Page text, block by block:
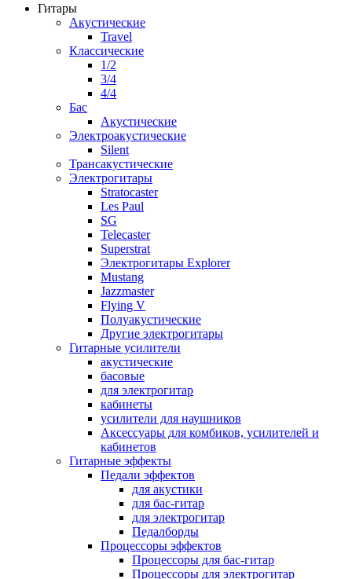
Гитары
Акустические
Travel
Классические
1/2
3/4
4/4
Бас
Акустические
Электроакустические
Silent
Трансакустические
Электрогитары
Stratocaster
Les Paul
SG
Telecaster
Superstrat
Электрогитары Explorer
Mustang
Jazzmaster
Flying V
Полуакустические
Другие электрогитары
Гитарные усилители
акустические
басовые
для электрогитар
кабинеты
усилители для наушников
Аксессуары для комбиков, усилителей и
кабинетов
Гитарные эффекты
Педали эффектов
для акустики
для бас-гитар
для электрогитар
Педалборды
Процессоры эффектов
Процессоры для бас-гитар
Процессоры для электрогитар